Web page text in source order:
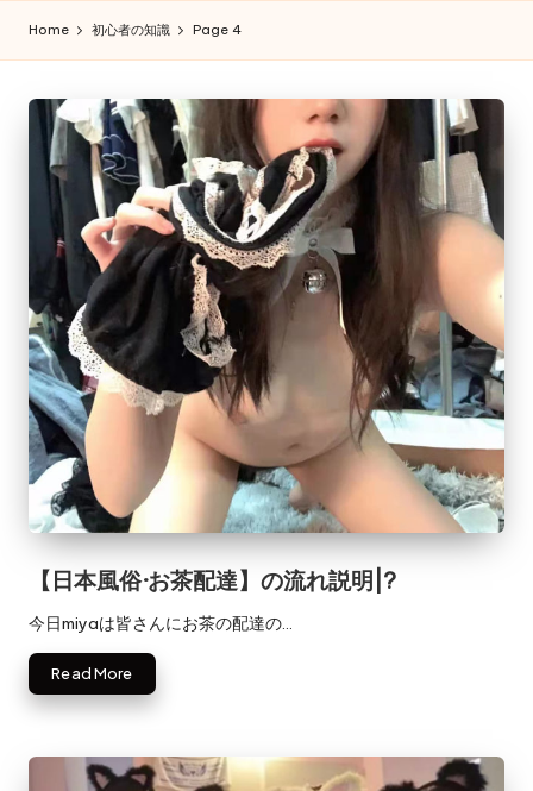
東
京
大
阪
デ
リ
ヘ
ル
|
出
張
エ
ス
テ
・
泡
泡
浴
・
日
Miya
と
濃
厚
サ
ー
ビ
ス
♡
本
日
勤・
新
人
情
報・
口
ミ
Home 初心者の知識 Page 4
【日本風俗·お茶配達】の流れ説明|?
今日miyaは皆さんにお茶の配達の…
Read More